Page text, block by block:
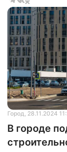
национального
дороги», а
Санкт-
около семисот
пятисот
рамках
Город, 28.11.2024
В городе